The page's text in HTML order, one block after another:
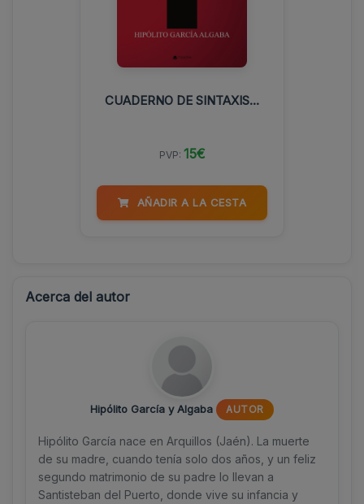
CUADERNO DE SINTAXIS...
PVP: 15€
AÑADIR A LA CESTA
Acerca del autor
Hipólito García y Algaba AUTOR
Hipólito García nace en Arquillos (Jaén). La muerte
de su madre, cuando tenía solo dos años, y un feliz
segundo matrimonio de su padre lo llevan a
Santisteban del Puerto, donde vive su infancia y